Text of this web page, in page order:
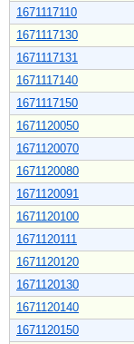
1671117110
1671117130
1671117131
1671117140
1671117150
1671120050
1671120070
1671120080
1671120091
1671120100
1671120111
1671120120
1671120130
1671120140
1671120150